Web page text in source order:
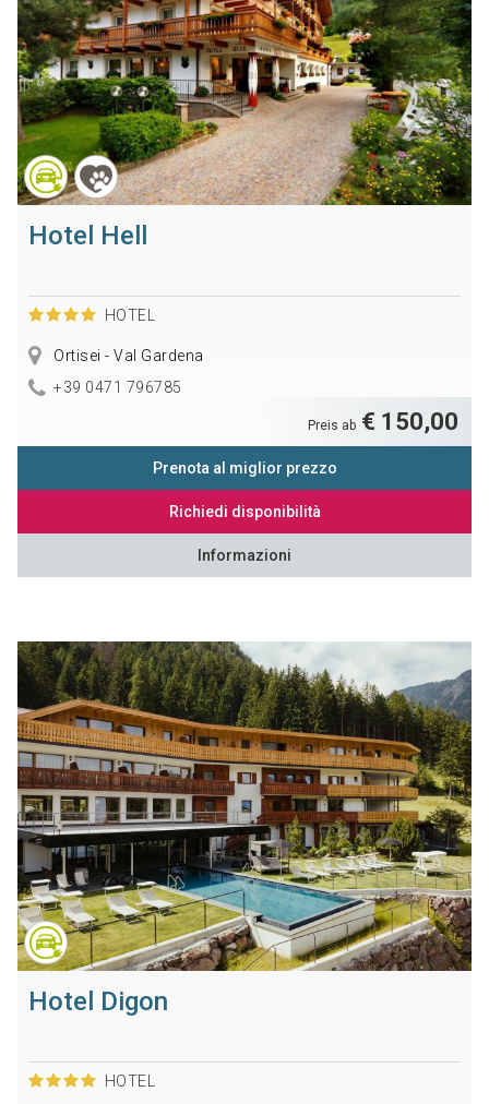
Hotel Hell
HOTEL
Ortisei - Val Gardena
+39 0471 796785
Preis ab € 150,00
Prenota al miglior prezzo
Richiedi disponibilità
Informazioni
Hotel Digon
HOTEL